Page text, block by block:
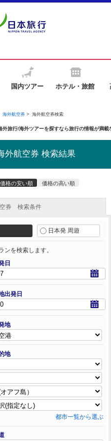
国内ツアー ホテル・旅館
海外航空券> 海外航空券検索
外旅行/海外ツアーを探すなら旅行の情報が満載
外航空券 検索結果
価格の安い順 価格の高い順
券 検索条件
日本発 周遊
ンを検索します。
日
出発日
地
地
都市一覧から選ぶ